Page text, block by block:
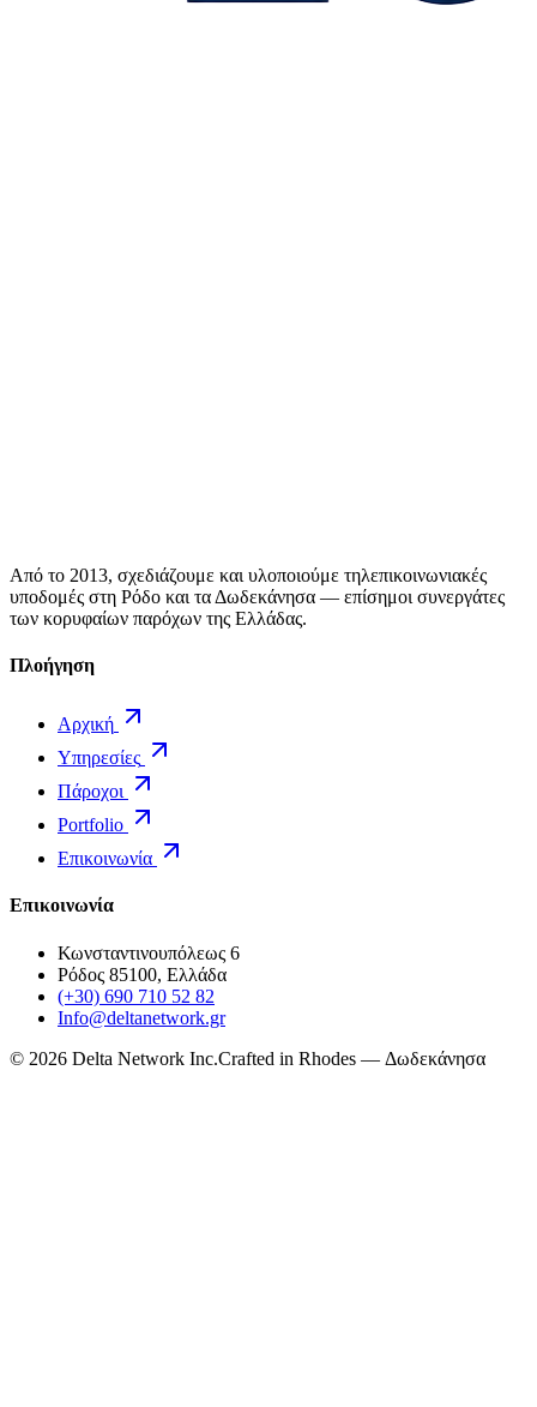
Από το 2013, σχεδιάζουμε και υλοποιούμε τηλεπικοινωνιακές
υποδομές στη Ρόδο και τα Δωδεκάνησα — επίσημοι συνεργάτες
των κορυφαίων παρόχων της Ελλάδας.
Πλοήγηση
Αρχική
Υπηρεσίες
Πάροχοι
Portfolio
Επικοινωνία
Επικοινωνία
Κωνσταντινουπόλεως 6
Ρόδος 85100, Ελλάδα
(+30) 690 710 52 82
Info@deltanetwork.gr
© 2026 Delta Network Inc.Crafted in Rhodes — Δωδεκάνησα